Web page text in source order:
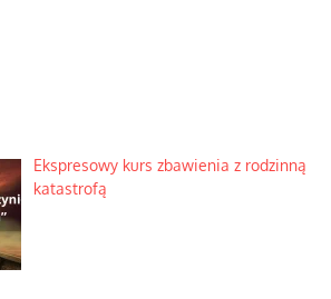
Ekspresowy kurs zbawienia z rodzinną
katastrofą